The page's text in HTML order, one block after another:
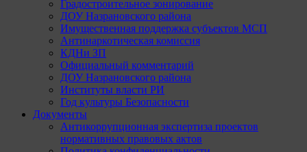
Градостроительное зонирование
ДОУ Назрановского района
Имущественная поддержка субъектов МСП
Антинаркотическая комиссия
КДНи ЗП
Официальный комментарий
ДОУ Назрановского района
Институты власти РИ
Год культуры Безопасности
Документы
Антикоррупционная экспертиза проектов
нормативных правовых актов